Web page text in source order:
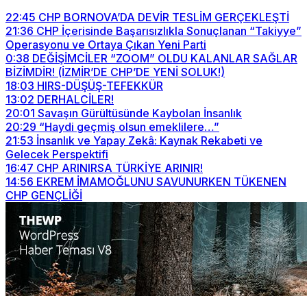
22:45 CHP BORNOVA’DA DEVİR TESLİM GERÇEKLEŞTİ
21:36 CHP İçerisinde Başarısızlıkla Sonuçlanan “Takiyye”
Operasyonu ve Ortaya Çıkan Yeni Parti
0:38 DEĞİŞİMCİLER “ZOOM” OLDU KALANLAR SAĞLAR
BİZİMDİR! (İZMİR’DE CHP’DE YENİ SOLUK!)
18:03 HIRS-DÜŞÜŞ-TEFEKKÜR
13:02 DERHALCİLER!
20:01 Savaşın Gürültüsünde Kaybolan İnsanlık
20:29 “Haydi geçmiş olsun emeklilere…”
21:53 İnsanlık ve Yapay Zekâ: Kaynak Rekabeti ve
Gelecek Perspektifi
16:47 CHP ARINIRSA TÜRKİYE ARINIR!
14:56 EKREM İMAMOĞLUNU SAVUNURKEN TÜKENEN
CHP GENÇLİĞİ